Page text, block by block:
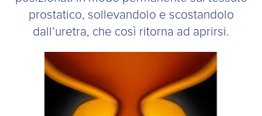
prostatico, sollevandolo e scostandolo
dall’uretra, che così ritorna ad aprirsi.